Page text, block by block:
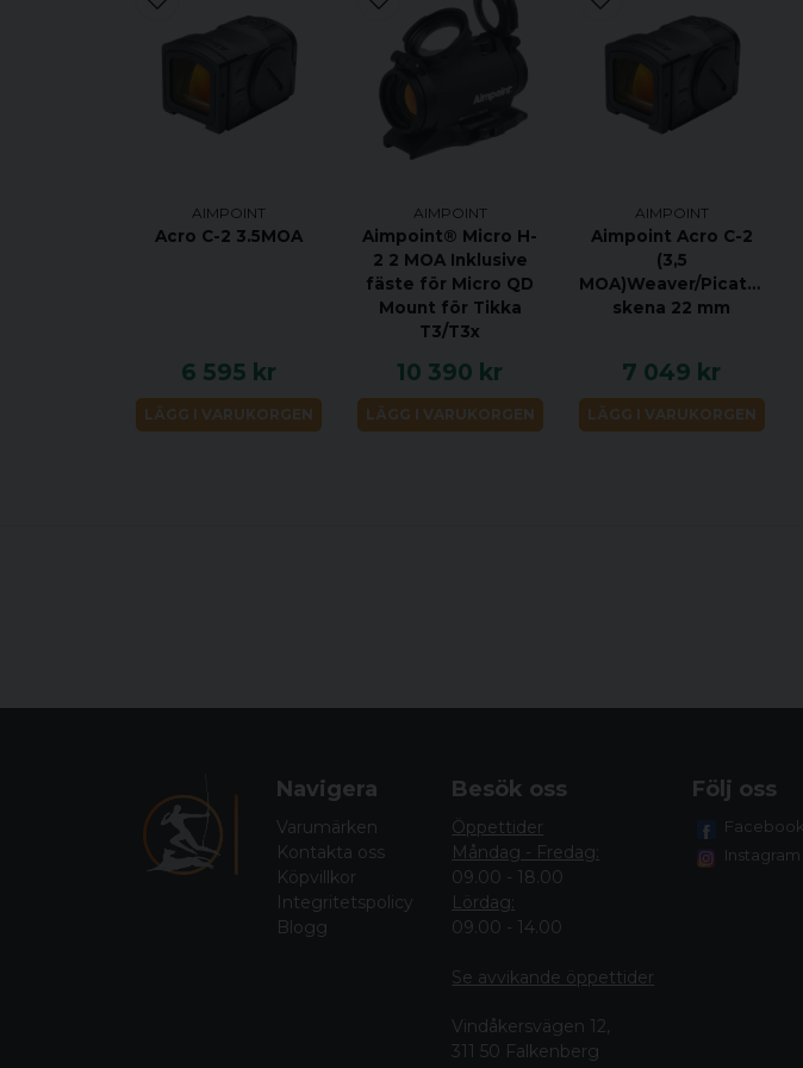
AIMPOINT
Acro C-2 3.5MOA
6 595 kr
LÄGG I VARUKORGEN
AIMPOINT
Aimpoint® Micro H-
2 2 MOA Inklusive
fäste för Micro QD
Mount för Tikka
T3/T3x
10 390 kr
LÄGG I VARUKORGEN
AIMPOINT
Aimpoint Acro C-2
(3,5
MOA)Weaver/Picatinny
skena 22 mm
7 049 kr
LÄGG I VARUKORGEN
Navigera
Varumärken
Kontakta oss
Köpvillkor
Integritetspolicy
Blogg
Besök oss
Öppettider
Måndag - Fredag:
09.00 - 18.00
Lördag:
09.00 - 14.00
Se avvikande öppettider
Vindåkersvägen 12,
311 50 Falkenberg
Följ oss
Facebook
Instagram